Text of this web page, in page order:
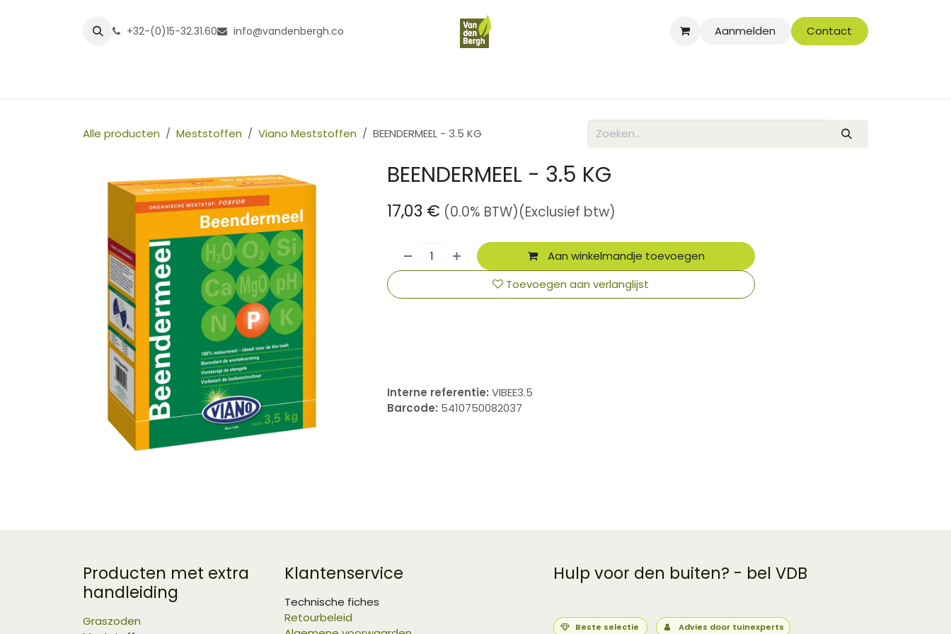
+32-(0)15-32.31.60 info@vandenbergh.co Aanmelden Contact
Alle producten Meststoffen Viano Meststoffen BEENDERMEEL - 3.5 KG
BEENDERMEEL - 3.5 KG
17,03 € (0.0% BTW)(Exclusief btw)
Aan winkelmandje toevoegen
Toevoegen aan verlanglijst
Interne referentie: VIBEE3.5
Barcode: 5410750082037
Producten met extra
handleiding
Graszoden
Klantenservice
Technische fiches
Retourbeleid
Hulp voor den buiten? - bel VDB
Beste selectie Advies door tuinexperts